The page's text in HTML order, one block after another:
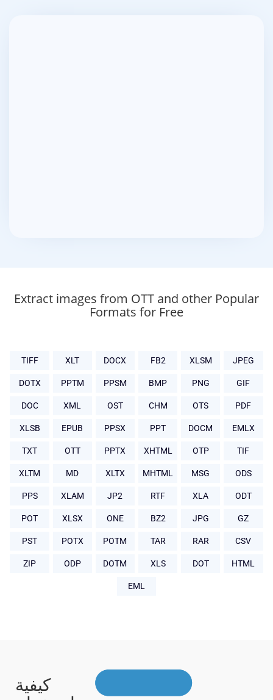
Extract images from OTT and other Popular
Formats for Free
TIFF XLT DOCX FB2 XLSM JPEG
DOTX PPTM PPSM BMP PNG GIF
DOC XML OST CHM OTS PDF
XLSB EPUB PPSX PPT DOCM EMLX
TXT OTT PPTX XHTML OTP TIF
XLTM MD XLTX MHTML MSG ODS
PPS XLAM JP2 RTF XLA ODT
POT XLSX ONE BZ2 JPG GZ
PST POTX POTM TAR RAR CSV
ZIP ODP DOTM XLS DOT HTML
EML
كيفية